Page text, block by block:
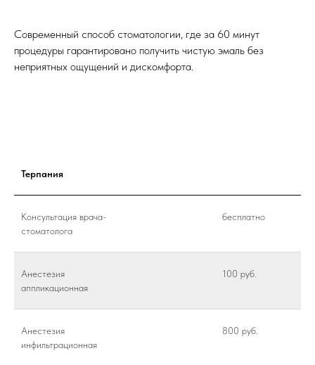
Современный способ стоматологии, где за 60 минут
процедуры гарантировано получить чистую эмаль без
неприятных ощущений и дискомфорта.
Терпания
Консультация врача-
стоматолога
бесплатно
Анестезия
аппликационная
100 руб.
Анестезия
инфильтрационная
800 руб.